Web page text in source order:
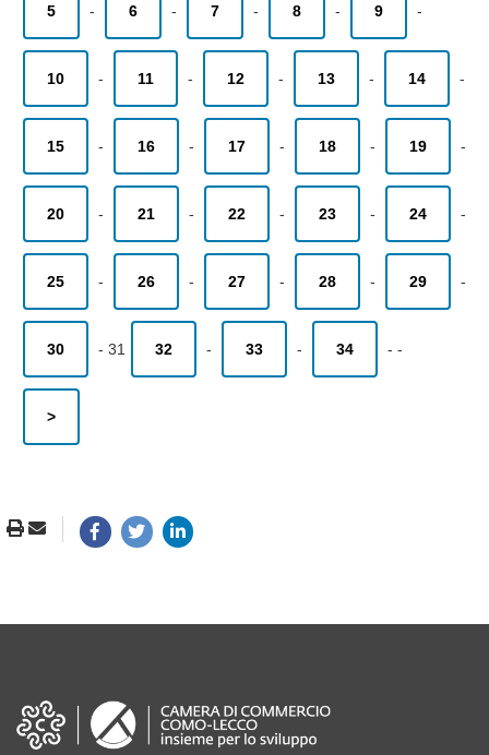
5 - 6 - 7 - 8 - 9 -
10 - 11 - 12 - 13 - 14 -
15 - 16 - 17 - 18 - 19 -
20 - 21 - 22 - 23 - 24 -
25 - 26 - 27 - 28 - 29 -
30 - 31 32 - 33 - 34 - -
>